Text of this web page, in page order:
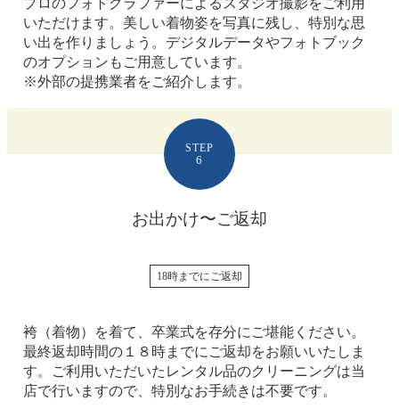
いただけます。美しい着物姿を写真に残し、特別な思
い出を作りましょう。デジタルデータやフォトブック
のオプションもご用意しています。
※外部の提携業者をご紹介します。
STEP
6
お出かけ〜ご返却
18時までにご返却
袴（着物）を着て、卒業式を存分にご堪能ください。
最終返却時間の１８時までにご返却をお願いいたしま
す。ご利用いただいたレンタル品のクリーニングは当
店で行いますので、特別なお手続きは不要です。